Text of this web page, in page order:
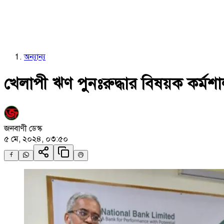
অন্যান্য
খেলাপী ঋণ পুনঃরুদ্ধার বিষয়ক
জনবাণী ডেস্ক
৫ মে, ২০২৪, ০৩:৫০